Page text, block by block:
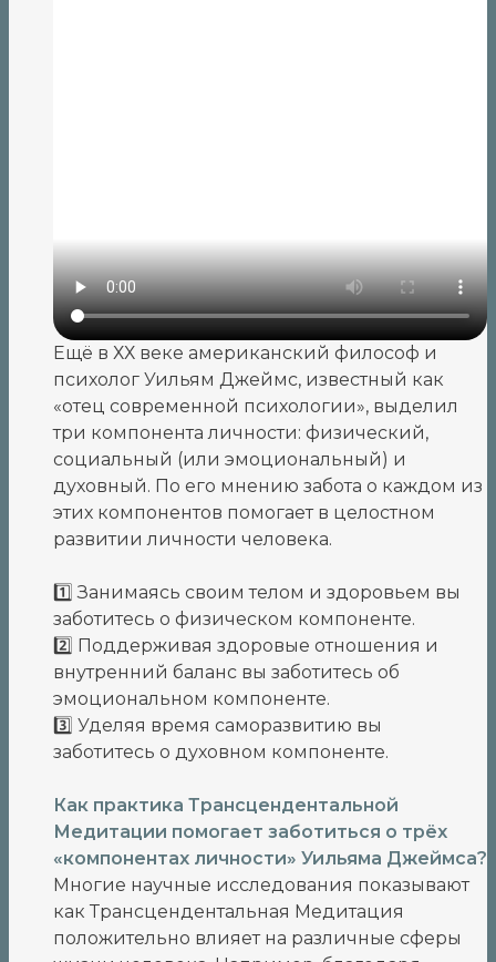
Ещё в ХХ веке американский философ и
психолог Уильям Джеймс, известный как
«отец современной психологии», выделил
три компонента личности: физический,
социальный (или эмоциональный) и
духовный. По его мнению забота о каждом из
этих компонентов помогает в целостном
развитии личности человека.
1️⃣ Занимаясь своим телом и здоровьем вы
заботитесь о физическом компоненте.
2️⃣ Поддерживая здоровые отношения и
внутренний баланс вы заботитесь об
эмоциональном компоненте.
3️⃣ Уделяя время саморазвитию вы
заботитесь о духовном компоненте.
Как практика Трансцендентальной
Медитации помогает заботиться о трёх
«компонентах личности» Уильяма Джеймса?
Многие научные исследования показывают
как Трансцендентальная Медитация
положительно влияет на различные сферы